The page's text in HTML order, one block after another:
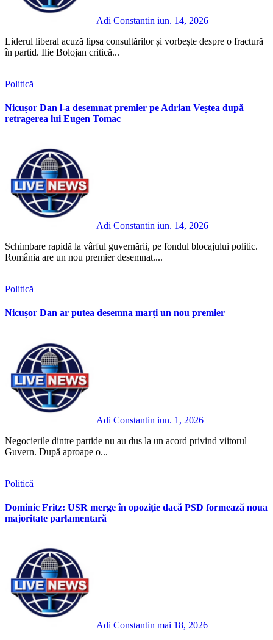
Adi Constantin iun. 14, 2026
Liderul liberal acuză lipsa consultărilor și vorbește despre o fractură
în partid. Ilie Bolojan critică...
Politică
Nicușor Dan l-a desemnat premier pe Adrian Veștea după
retragerea lui Eugen Tomac
Adi Constantin iun. 14, 2026
Schimbare rapidă la vârful guvernării, pe fondul blocajului politic.
România are un nou premier desemnat....
Politică
Nicușor Dan ar putea desemna marți un nou premier
Adi Constantin iun. 1, 2026
Negocierile dintre partide nu au dus la un acord privind viitorul
Guvern. După aproape o...
Politică
Dominic Fritz: USR merge în opoziție dacă PSD formează noua
majoritate parlamentară
Adi Constantin mai 18, 2026